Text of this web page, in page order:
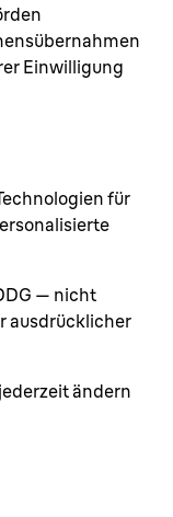
Einwilligung
für
— nicht
ausdrücklicher
ändern